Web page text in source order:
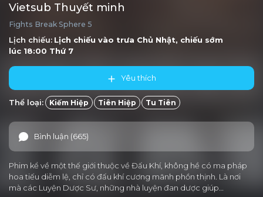
Tập 120 Tập 119 Tập 118
Tập 110 Tập 109
Tập 103
Tập 100-OVA2 Tập 100-OVA1 Tập 100 Tập 99
Tập 92 Tập 91 Tập 90 Tập 89 Tập 88
Tập 87 Tập 86 Tập 85 Tập 84 Tập 83
Vietsub Thuyết minh
Fights Break Sphere 5
Lịch chiếu: Lịch chiếu vào trưa Chủ Nhật, chiếu sớm
lúc 18:00 Thứ 7
Yêu thích
Thể loại: Kiếm Hiệp Tiên Hiệp Tu Tiên
Bình luận (665)
Phim kể về một thế giới thuộc về Đấu Khí, không hề có ma pháp
hoa tiếu diễm lệ, chỉ có đấu khí cương mãnh phồn thịnh. Là nơi
mà các Luyện Dược Sư, những nhà luyện đan dược giúp…